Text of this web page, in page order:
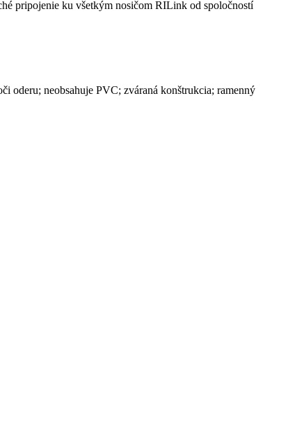
pripojenie ku všetkým nosičom RILink od spoločností
neobsahuje PVC; zváraná konštrukcia; ramenný